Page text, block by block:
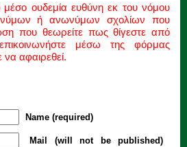
μέσο ουδεμία ευθύνη εκ του νόμου
ή ανωνύμων σχολίων που
που θεωρείτε πως θίγεστε από
μέσω της φόρμας
να αφαιρεθεί.
Name (required)
Mail (will not be published)